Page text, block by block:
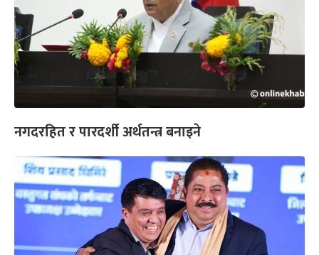
नगदरहित र पारदर्शी अर्थतन्त्र बनाइने